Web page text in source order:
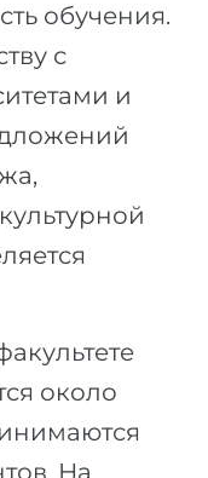
обучения.
с
и
около
На